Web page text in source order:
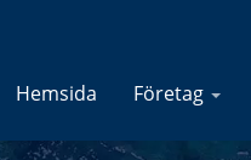
Hemsida Företag